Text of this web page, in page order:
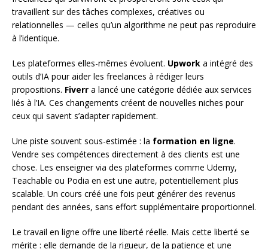
travaillent sur des tâches complexes, créatives ou
relationnelles — celles qu’un algorithme ne peut pas reproduire
à l’identique.
Les plateformes elles-mêmes évoluent. Upwork a intégré des
outils d’IA pour aider les freelances à rédiger leurs
propositions. Fiverr a lancé une catégorie dédiée aux services
liés à l’IA. Ces changements créent de nouvelles niches pour
ceux qui savent s’adapter rapidement.
Une piste souvent sous-estimée : la formation en ligne.
Vendre ses compétences directement à des clients est une
chose. Les enseigner via des plateformes comme Udemy,
Teachable ou Podia en est une autre, potentiellement plus
scalable. Un cours créé une fois peut générer des revenus
pendant des années, sans effort supplémentaire proportionnel.
Le travail en ligne offre une liberté réelle. Mais cette liberté se
mérite : elle demande de la rigueur, de la patience et une